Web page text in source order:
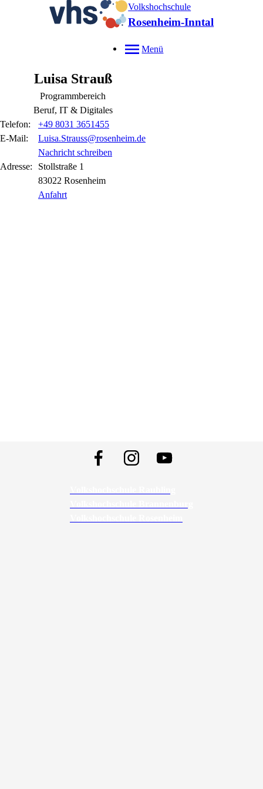
Volkshochschule
Rosenheim-Inntal
Menü
Luisa Strauß
Programmbereich
Beruf, IT & Digitales
Telefon:
+49 8031 3651455
E-Mail:
Luisa.Strauss@rosenheim.de
Nachricht schreiben
Adresse:
Stollstraße 1
83022 Rosenheim
Anfahrt